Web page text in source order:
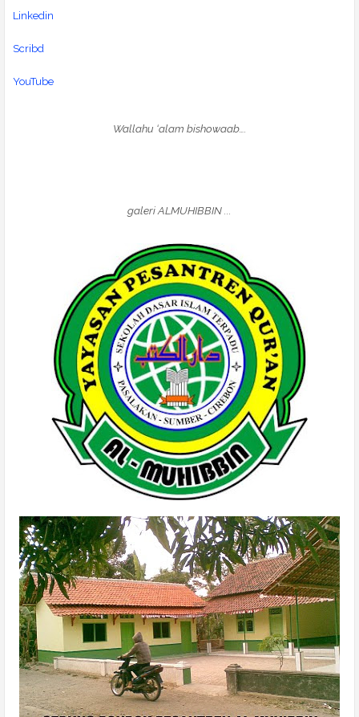
Linkedin
Scribd
YouTube
Wallahu ‘alam bishowaab….
galeri ALMUHIBBIN ...